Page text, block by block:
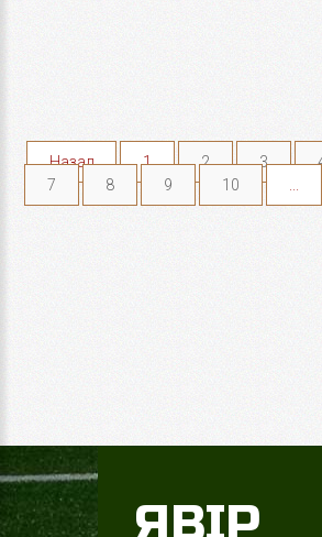
Назад 1 2 3
7
8 9 10
ЯВІР